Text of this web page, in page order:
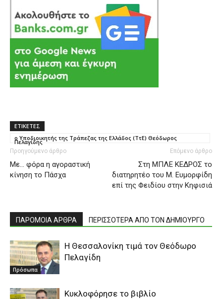
ΕΤΙΚΕΤΕΣ
ο Υποδιοικητής της Τράπεζας της Ελλάδος (ΤτΕ) Θεόδωρος
Πελαγίδης
Προηγούμενο άρθρο
Mε… φόρα η αγοραστική
κίνηση το Πάσχα
Επόμενο άρθρο
Στη ΜΠΛΕ ΚΕΔΡΟΣ το
διατηρητέο του Μ. Ευμορφίδη
επί της Φειδίου στην Κηφισιά
ΠΑΡΟΜΟΙΑ ΑΡΘΡΑ ΠΕΡΙΣΣΟΤΕΡΑ ΑΠΟ ΤΟΝ ΔΗΜΙΟΥΡΓΟ
Πρόσωπα
Η Θεσσαλονίκη τιμά τον Θεόδωρο
Πελαγίδη
Κυκλοφόρησε το βιβλίο